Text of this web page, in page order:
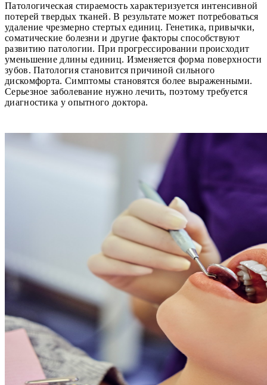
Патологическая стираемость характеризуется интенсивной
потерей твердых тканей. В результате может потребоваться
удаление чрезмерно стертых единиц. Генетика, привычки,
соматические болезни и другие факторы способствуют
развитию патологии. При прогрессировании происходит
уменьшение длины единиц. Изменяется форма поверхности
зубов. Патология становится причиной сильного
дискомфорта. Симптомы становятся более выраженными.
Серьезное заболевание нужно лечить, поэтому требуется
диагностика у опытного доктора.